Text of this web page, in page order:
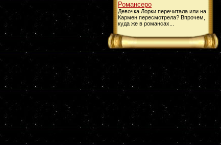
Романсеро
Девочка Лорки перечитала или на
Кармен пересмотрела? Впрочем,
куда же в романсах...